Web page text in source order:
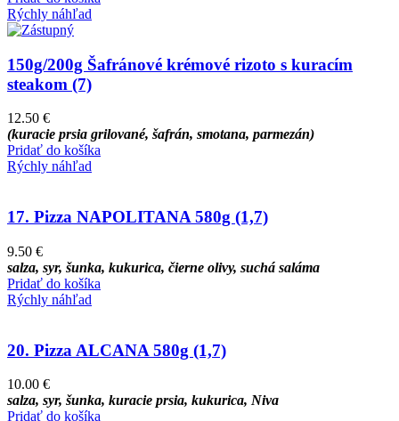
Rýchly náhľad
150g/200g Šafránové krémové rizoto s kuracím
steakom (7)
12.50 €
(kuracie prsia grilované, šafrán, smotana, parmezán)
Pridať do košíka
Rýchly náhľad
17. Pizza NAPOLITANA 580g (1,7)
9.50 €
salza, syr, šunka, kukurica, čierne olivy, suchá saláma
Pridať do košíka
Rýchly náhľad
20. Pizza ALCANA 580g (1,7)
10.00 €
salza, syr, šunka, kuracie prsia, kukurica, Niva
Pridať do košíka